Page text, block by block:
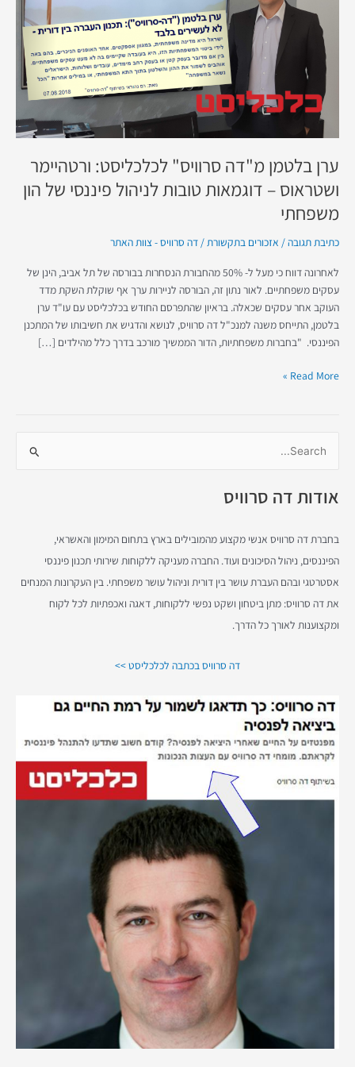
a
c
h
f
o
r
אודות דה סרוויס
בחברת דה סרוויס אנשי מקצוע מהמובילים בארץ בתחום המימון והאשראי,
הפיננסים, ניהול הסיכונים ועוד. החברה מעניקה ללקוחות שירותי תכנון פיננסי
אסטרטגי ובהם העברת עושר בין דורית וניהול עושר משפחתי. בין העקרונות המנחים
את דה סרוויס: מתן ביטחון ושקט נפשי ללקוחות, דאגה ואכפתיות לכל לקוח
ומקצוענות לאורך כל הדרך.
דה סרוויס בכתבה לכלכליסט >>
ערן בלטמן מ"דה סרוויס" לכלכליסט: ורטהיימר
ושטראוס – דוגמאות טובות לניהול פיננסי של הון
משפחתי
כתיבת תגובה/ אזכורים בתקשורת/ דה סרוויס - צוות האתר
לאחרונה דווח כי מעל ל- 50% מהחבורת הנסחרות בבורסה של תל אביב, הינן של
עסקים משפחתיים. לאור נתון זה, הבורסה לניירות ערך אף שוקלת השקת מדד
העוקב אחר עסקים שכאלה. בראיון שהתפרסם החודש בכלכליסט עם עו"ד ערן
בלטמן, התייחס משנה למנכ"ל דה סרוויס, לנושא והדגיש את חשיבותו של המתכנן
הפיננסי. "בחברות משפחתיות, הדור הממשיך מורכב בדרך כלל מהילדים […]
לכלכליסט:
ורטהיימר
ושטראוס
דוגמאות
טובות
לניהול
של
משפחתי
Read More »